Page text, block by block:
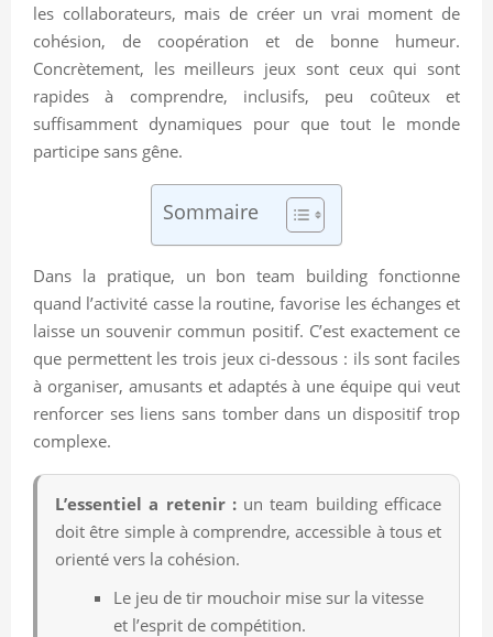
les collaborateurs, mais de créer un vrai moment de
cohésion, de coopération et de bonne humeur.
Concrètement, les meilleurs jeux sont ceux qui sont
rapides à comprendre, inclusifs, peu coûteux et
suffisamment dynamiques pour que tout le monde
participe sans gêne.
Sommaire
Dans la pratique, un bon team building fonctionne
quand l’activité casse la routine, favorise les échanges et
laisse un souvenir commun positif. C’est exactement ce
que permettent les trois jeux ci-dessous : ils sont faciles
à organiser, amusants et adaptés à une équipe qui veut
renforcer ses liens sans tomber dans un dispositif trop
complexe.
L’essentiel a retenir :un team building efficace
doit être simple à comprendre, accessible à tous et
orienté vers la cohésion.
Le jeu de tir mouchoir mise sur la vitesse
et l’esprit de compétition.